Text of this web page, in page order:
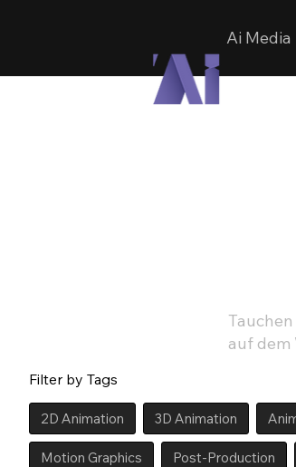
Ai Media
auf dem
Filter by Tags
2D Animation 3D Animation
Motion Graphics Post-Production